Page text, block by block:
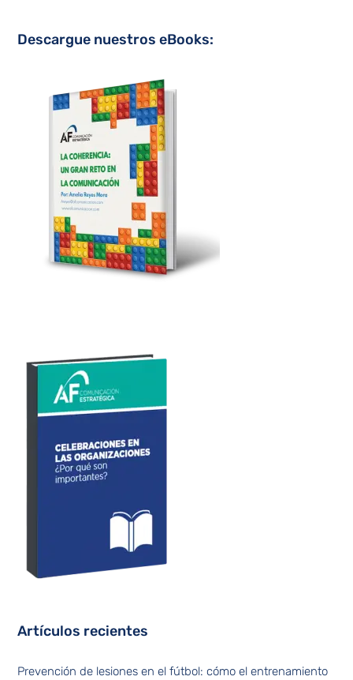
Descargue nuestros eBooks:
Artículos recientes
Prevención de lesiones en el fútbol: cómo el entrenamiento